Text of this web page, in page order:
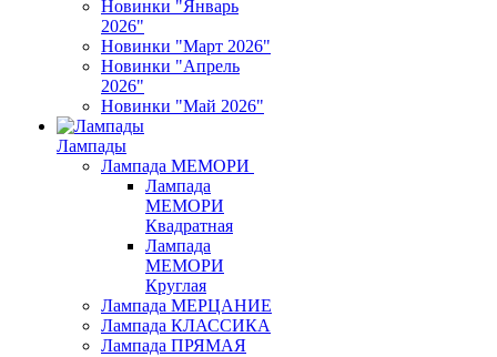
Новинки "Январь
2026"
Новинки "Март 2026"
Новинки "Апрель
2026"
Новинки "Май 2026"
Лампады
Лампада МЕМОРИ
Лампада
МЕМОРИ
Квадратная
Лампада
МЕМОРИ
Круглая
Лампада МЕРЦАНИЕ
Лампада КЛАССИКА
Лампада ПРЯМАЯ